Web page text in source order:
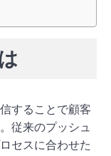
することで顧客
従来のプッシュ
セスに合わせた